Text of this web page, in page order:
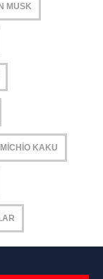
MUSK
MICHIO KAKU